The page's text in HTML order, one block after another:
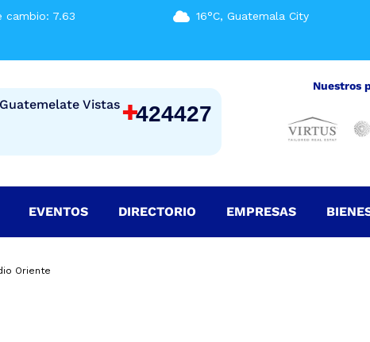
cambio: 7.63 16°C, Guatemala City
Guatemelate Vistas +424427
Nuestros
EVENTOS DIRECTORIO EMPRESAS
Oriente